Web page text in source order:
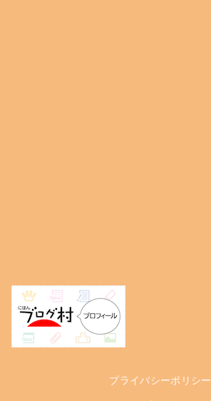
プライバシーポリシー